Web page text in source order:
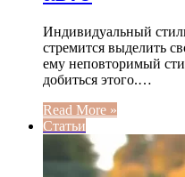
Индивидуальный
стремится выделить
ему неповторимый
добиться этого.…
Read More »
Статьи